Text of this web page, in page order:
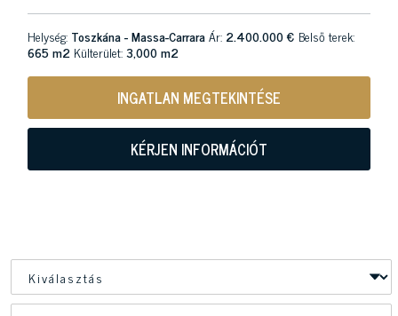
Helység: Toszkána - Massa-CarraraÁr: 2.400.000 € Belső terek:
665 m2 Külterület:3,000 m2
INGATLAN MEGTEKINTÉSE
KÉRJEN INFORMÁCIÓT